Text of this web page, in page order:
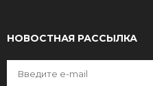
НОВОСТНАЯ РАССЫЛКА